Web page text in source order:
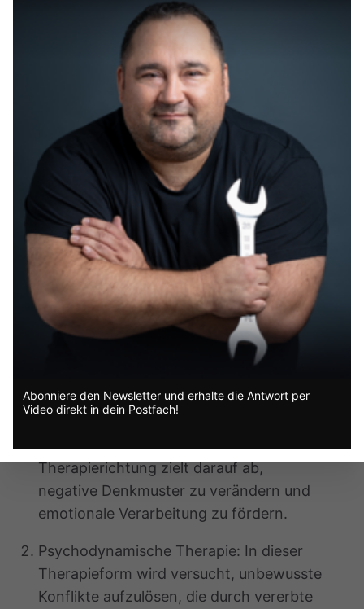
Das Verstehen und Behandeln vererbter
Traumata stellt eine bedeutende Herausforderung
Psychotherapiedar. Verschiedene
Interventionen bei Traumawerden untersucht,
um die Auswirkungen transgenerationaler
Traumata zu mindern. Dabei ist es wichtig,
sowohl die
Symptomeals auch die
zugrundeliegenden epigenetischen
Veränderungen anzusprechen.
Behandlungsansätze und Therapien
Ein zentraler Aspekt der Behandlung
transgenerationaler Traumata sind individuell
angepasste Therapien, welche sich auf die
spezifischen Bedürfnisse der Betroffenen
konzentrieren. Zu den wesentlichen
Verhaltenstherapie (TF-KVT): Diese
Therapierichtung zielt darauf ab,
negative Denkmuster zu verändern und
emotionale Verarbeitung zu fördern.
Psychodynamische Therapie: In dieser
Therapieform wird versucht, unbewusste
Konflikte aufzulösen, die durch vererbte
Abonniere den Newsletter und erhalte die Antwort per
Video direkt in dein Postfach!